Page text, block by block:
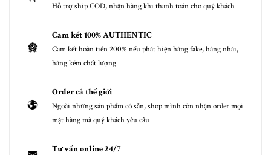
Hỗ trợ ship COD, nhận hàng khi thanh toán cho quý khách
Cam kết 100% AUTHENTIC
Cam kết hoàn tiền 200% nếu phát hiện hàng fake, hàng nhái,
hàng kém chất lượng
Order cả thế giới
Ngoài những sản phẩm có sẵn, shop mình còn nhận order mọi
mặt hàng mà quý khách yêu cầu
Tư vấn online 24/7